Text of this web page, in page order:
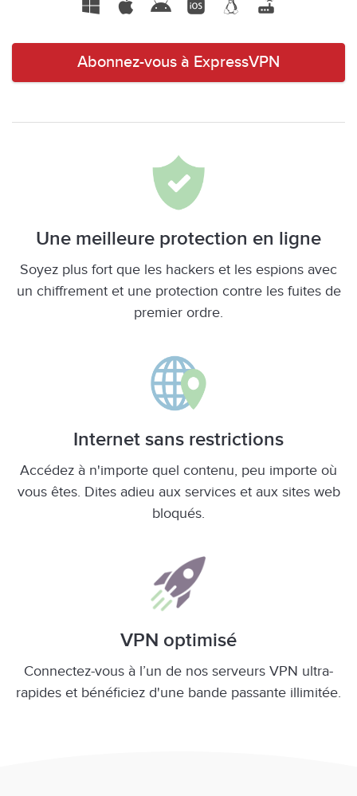
Abonnez-vous à ExpressVPN
Une meilleure protection en ligne
Soyez plus fort que les hackers et les espions avec
un chiffrement et une protection contre les fuites de
premier ordre.
Internet sans restrictions
Accédez à n'importe quel contenu, peu importe où
vous êtes. Dites adieu aux services et aux sites web
bloqués.
VPN optimisé
Connectez-vous à l’un de nos serveurs VPN ultra-
rapides et bénéficiez d'une bande passante illimitée.